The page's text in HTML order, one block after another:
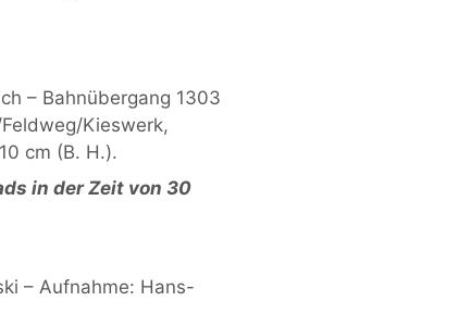
– Bahnübergang 1303
Kieswerk,
cm (B. H.).
in der Zeit von 30
– Aufnahme: Hans-